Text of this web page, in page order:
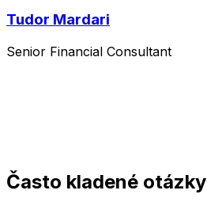
Tudor Mardari
Senior Financial Consultant
Často kladené otázky